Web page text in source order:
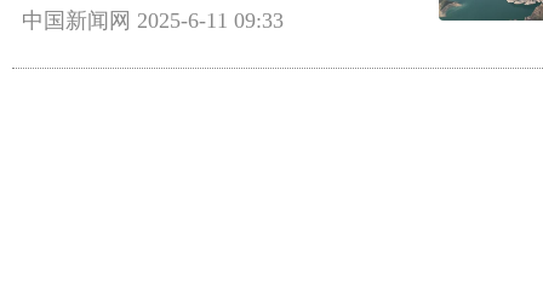
中国新闻网 2025-6-11 09:33